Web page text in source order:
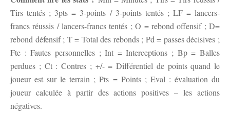
Tirs tentés ; 3pts = 3-points / 3-points tentés ; LF = lancers-
francs réussis / lancers-francs tentés ; O = rebond offensif ; D=
rebond défensif ; T = Total des rebonds ; Pd = passes décisives ;
Fte : Fautes personnelles ; Int = Interceptions ; Bp = Balles
perdues ; Ct : Contres ; +/- = Différentiel de points quand le
joueur est sur le terrain ; Pts = Points ; Eval : évaluation du
joueur calculée à partir des actions positives – les actions
négatives.